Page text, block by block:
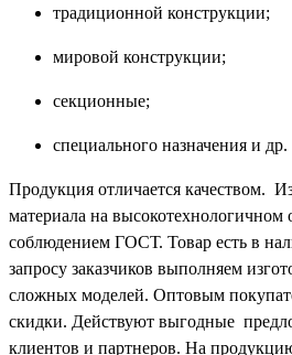
традиционной конструкции;
мировой конструкции;
секционные;
специального назначения и др.
Продукция отличается качеством.
материала на высокотехнологичном
соблюдением ГОСТ. Товар есть в
запросу заказчиков выполняем
сложных моделей. Оптовым
скидки. Действуют выгодные
клиентов и партнеров. На